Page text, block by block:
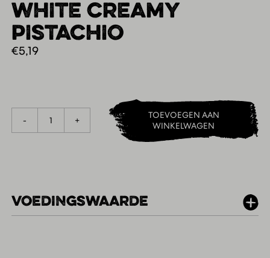
WHITE CREAMY
PISTACHIO
€5,19
- 1 +
TOEVOEGEN AAN
WINKELWAGEN
VOEDINGSWAARDE